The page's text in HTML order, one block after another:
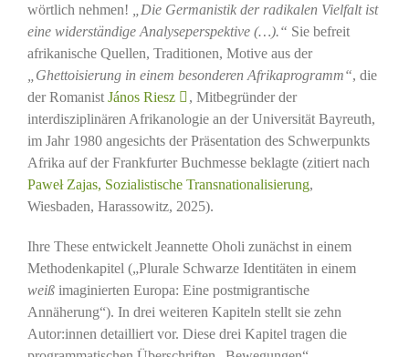
wörtlich nehmen!
„Die Germanistik der radikalen Vielfalt ist
eine widerständige Analyseperspektive (…).“ Sie befreit
afrikanische Quellen, Traditionen, Motive aus der
„Ghettoisierung in einem besonderen Afrikaprogramm“, die
der Romanist János Riesz
, Mitbegründer der
interdisziplinären Afrikanologie an der Universität Bayreuth,
im Jahr 1980 angesichts der Präsentation des Schwerpunkts
Afrika auf der Frankfurter Buchmesse beklagte (zitiert nach
Paweł Zajas, Sozialistische Transnationalisierung,
Wiesbaden, Harassowitz, 2025).
Ihre These entwickelt Jeannette Oholi zunächst in einem
Methodenkapitel („Plurale Schwarze Identitäten in einem
weißimaginierten Europa: Eine postmigrantische
Annäherung“). In drei weiteren Kapiteln stellt sie zehn
Autor:innen detailliert vor. Diese drei Kapitel tragen die